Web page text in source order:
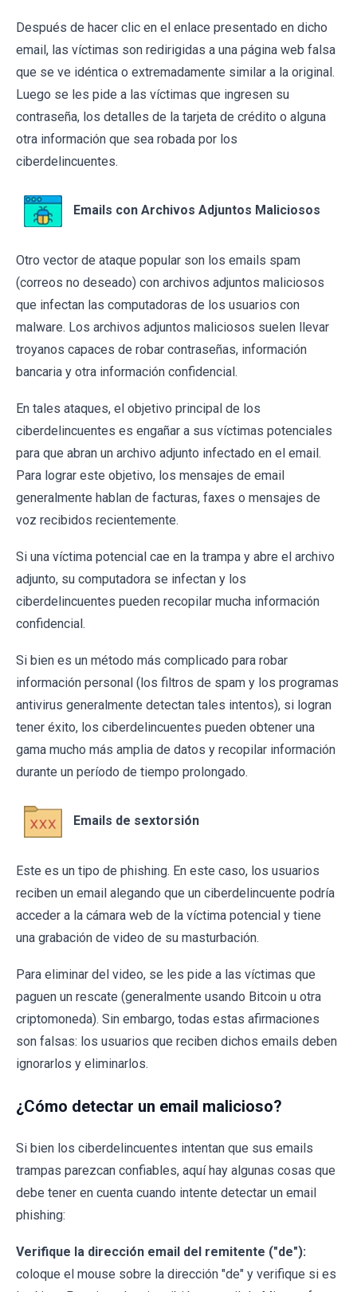
Después de hacer clic en el enlace presentado en dicho
email, las víctimas son redirigidas a una página web falsa
que se ve idéntica o extremadamente similar a la original.
Luego se les pide a las víctimas que ingresen su
contraseña, los detalles de la tarjeta de crédito o alguna
otra información que sea robada por los
ciberdelincuentes.
Emails con Archivos Adjuntos Maliciosos
Otro vector de ataque popular son los emails spam
(correos no deseado) con archivos adjuntos maliciosos
que infectan las computadoras de los usuarios con
malware. Los archivos adjuntos maliciosos suelen llevar
troyanos capaces de robar contraseñas, información
bancaria y otra información confidencial.
En tales ataques, el objetivo principal de los
ciberdelincuentes es engañar a sus víctimas potenciales
para que abran un archivo adjunto infectado en el email.
Para lograr este objetivo, los mensajes de email
generalmente hablan de facturas, faxes o mensajes de
voz recibidos recientemente.
Si una víctima potencial cae en la trampa y abre el archivo
adjunto, su computadora se infectan y los
ciberdelincuentes pueden recopilar mucha información
confidencial.
Si bien es un método más complicado para robar
información personal (los filtros de spam y los programas
antivirus generalmente detectan tales intentos), si logran
tener éxito, los ciberdelincuentes pueden obtener una
gama mucho más amplia de datos y recopilar información
durante un período de tiempo prolongado.
Emails de sextorsión
Este es un tipo de phishing. En este caso, los usuarios
reciben un email alegando que un ciberdelincuente podría
acceder a la cámara web de la víctima potencial y tiene
una grabación de video de su masturbación.
Para eliminar del video, se les pide a las víctimas que
paguen un rescate (generalmente usando Bitcoin u otra
criptomoneda). Sin embargo, todas estas afirmaciones
son falsas: los usuarios que reciben dichos emails deben
ignorarlos y eliminarlos.
¿Cómo detectar un email malicioso?
Si bien los ciberdelincuentes intentan que sus emails
trampas parezcan confiables, aquí hay algunas cosas que
debe tener en cuenta cuando intente detectar un email
phishing:
Verifique la dirección email del remitente ("de"):
coloque el mouse sobre la dirección "de" y verifique si es